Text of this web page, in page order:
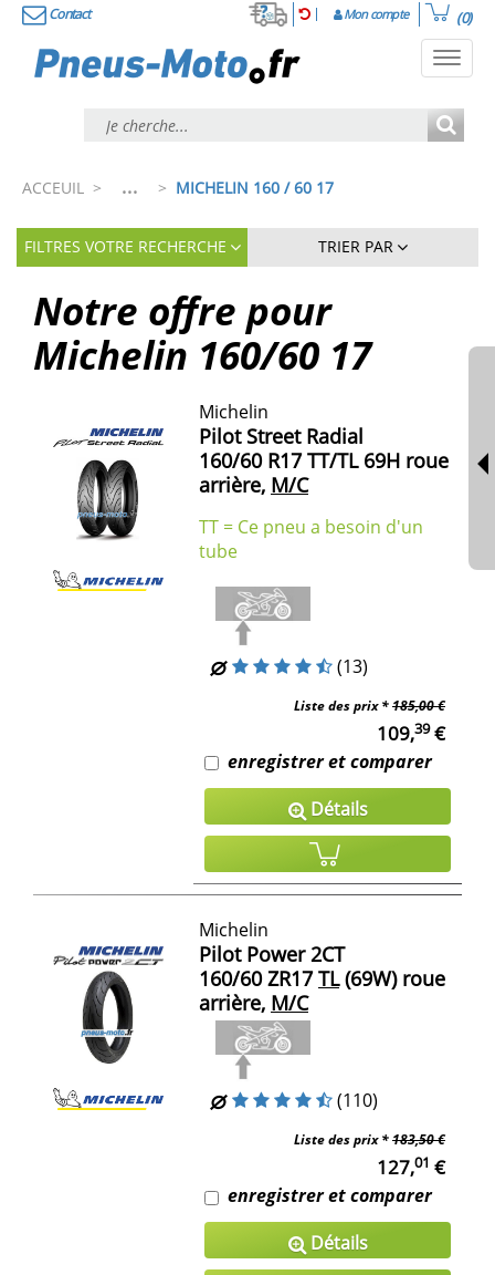
Contact Mon compte (0)
ACCEUIL > ... > MICHELIN 160 / 60 17
FILTRES VOTRE RECHERCHE TRIER PAR
Notre offre pour
Michelin 160/60 17
Michelin
Pilot Street Radial
160/60 R17 TT/TL 69H roue
arrière, M/C
TT = Ce pneu a besoin d'un
tube
(13)
Liste des prix *185,00 €
109,39€
enregistrer et comparer
Détails
Michelin
Pilot Power 2CT
160/60 ZR17 TL(69W) roue
arrière, M/C
(110)
Liste des prix *183,50 €
127,01 €
enregistrer et comparer
Détails